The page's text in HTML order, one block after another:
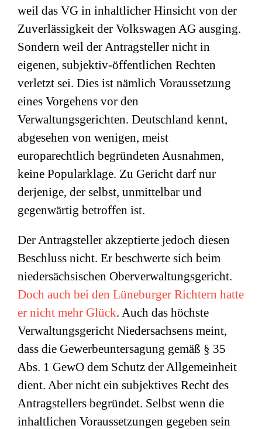
weil das VG in inhaltlicher Hinsicht von der
Zuverlässigkeit der Volkswagen AG ausging.
Sondern weil der Antragsteller nicht in
eigenen, subjektiv-öffentlichen Rechten
verletzt sei. Dies ist nämlich Voraussetzung
eines Vorgehens vor den
Verwaltungsgerichten. Deutschland kennt,
abgesehen von wenigen, meist
europarechtlich begründeten Ausnahmen,
keine Popularklage. Zu Gericht darf nur
derjenige, der selbst, unmittelbar und
gegenwärtig betroffen ist.
Der Antragsteller akzeptierte jedoch diesen
Beschluss nicht. Er beschwerte sich beim
niedersächsischen Oberverwaltungsgericht.
Doch auch bei den Lüneburger Richtern hatte
er nicht mehr Glück. Auch das höchste
Verwaltungsgericht Niedersachsens meint,
dass die Gewerbeuntersagung gemäß § 35
Abs. 1 GewO dem Schutz der Allgemeinheit
dient. Aber nicht ein subjektives Recht des
Antragstellers begründet. Selbst wenn die
inhaltlichen Voraussetzungen gegeben sein